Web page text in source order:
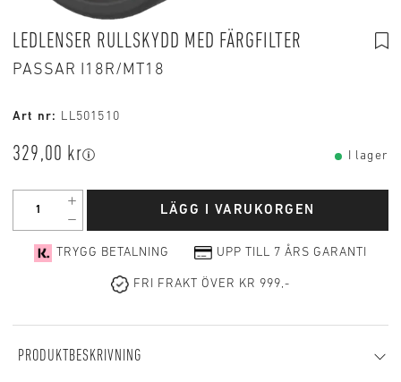
LEDLENSER RULLSKYDD MED FÄRGFILTER
PASSAR I18R/MT18
Art nr: LL501510
329,00 kr I lager
LÄGG I VARUKORGEN
TRYGG BETALNING UPP TILL 7 ÅRS GARANTI
FRI FRAKT ÖVER KR 999,-
PRODUKTBESKRIVNING